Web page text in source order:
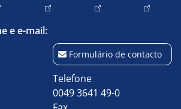
e e-mail:
Formulário de contacto
Telefone
0049 3641 49-0